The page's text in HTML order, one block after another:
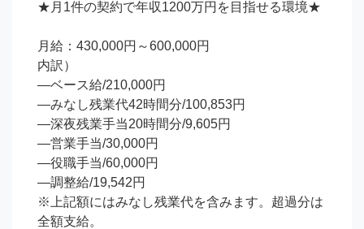
★月1件の契約で年収1200万円を目指せる環境★
月給：430,000円～600,000円
内訳）
―ベース給/210,000円
―みなし残業代42時間分/100,853円
―深夜残業手当20時間分/9,605円
―営業手当/30,000円
―役職手当/60,000円
―調整給/19,542円
※上記額にはみなし残業代を含みます。超過分は
全額支給。